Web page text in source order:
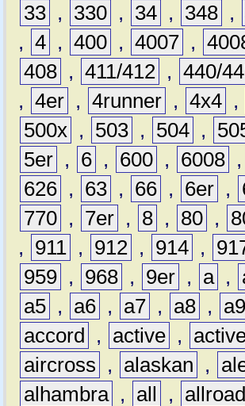
33 , 330 , 34 , 348 ,
, 4 , 400 , 4007 ,
408 , 411/412 , 440/
, 4er , 4runner , 4x4 ,
500x , 503 , 504 ,
5er , 6 , 600 , 6008 ,
626 , 63 , 66 , 6er ,
770 , 7er , 8 , 80 ,
,
911 , 912 , 914 ,
959 , 968 , 9er , a ,
a5 , a6 , a7 , a8 , a9
accord
, active ,
aircross
, alaskan ,
alhambra , all , allroad